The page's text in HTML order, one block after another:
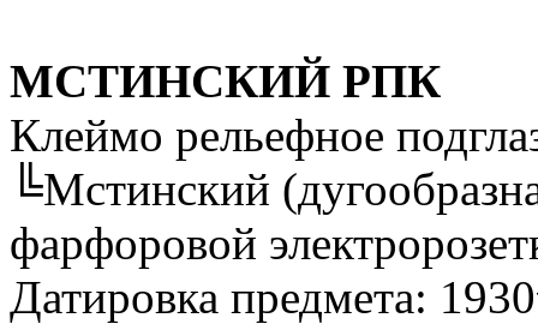
МСТИНСКИЙ РПК
Клеймо рельефное
╚Мстинский
фарфоровой
Датировка предмета: